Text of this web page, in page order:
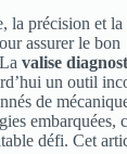
la précision et
assurer le bon
valise
un outil
de
embarquées,
défi. Cet